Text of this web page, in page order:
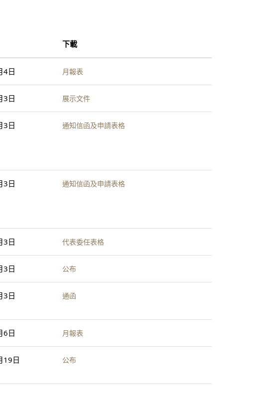
下載
4日 月報表
3日 展示文件
3日 通知信函及申請表格
3日 通知信函及申請表格
3日 代表委任表格
3日 公布
3日 通函
6日 月報表
19日 公布